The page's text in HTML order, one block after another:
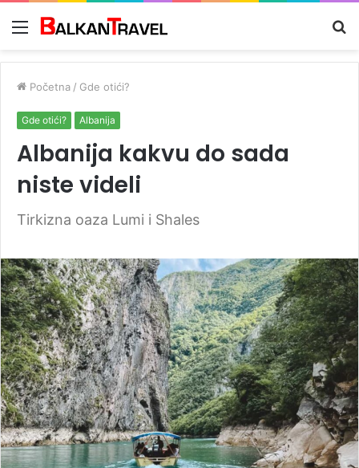
Meni
Početna / Gde otići?
Gde otići? Albanija
Albanija kakvu do sada
niste videli
Tirkizna oaza Lumi i Shales